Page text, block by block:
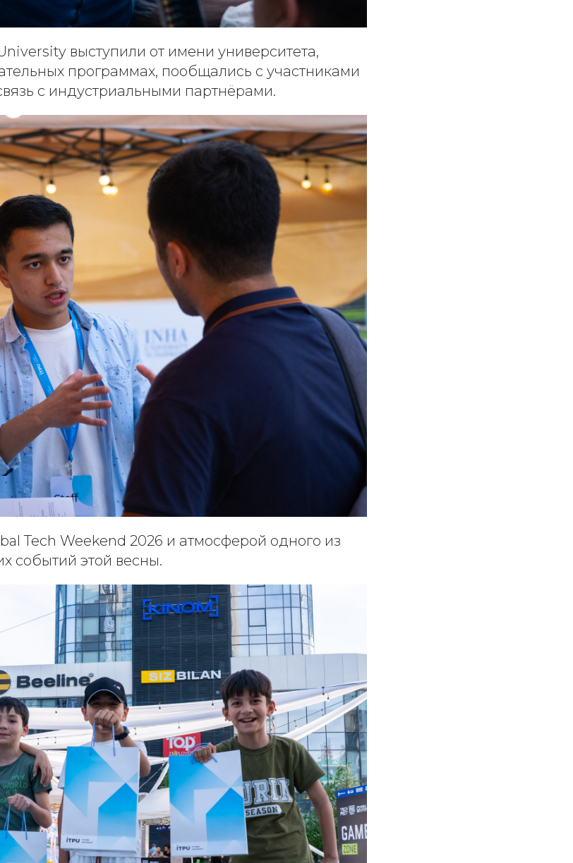
выступили от имени университета,
программах, пообщались с участниками
с индустриальными партнёрами.
Tech Weekend 2026 и атмосферой одного из
событий этой весны.